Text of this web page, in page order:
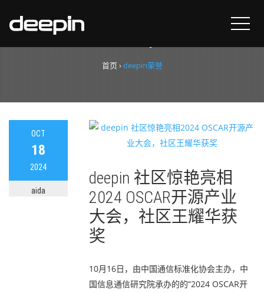
标签：
首页›deepin荣誉
OCT
18
2024
aida
deepin 社区惊艳亮相
2024 OSCAR开源产业
大会，社区王耀华获
奖
10月16日，由中国通信标准化协会主办，中
国信息通信研究院承办的的“2024 OSCAR开